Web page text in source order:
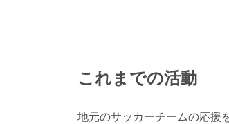
これまでの活動
地元のサッカーチームの応援